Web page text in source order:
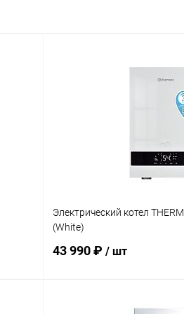
Электрический котел
(White)
43 990 ₽ / шт
В